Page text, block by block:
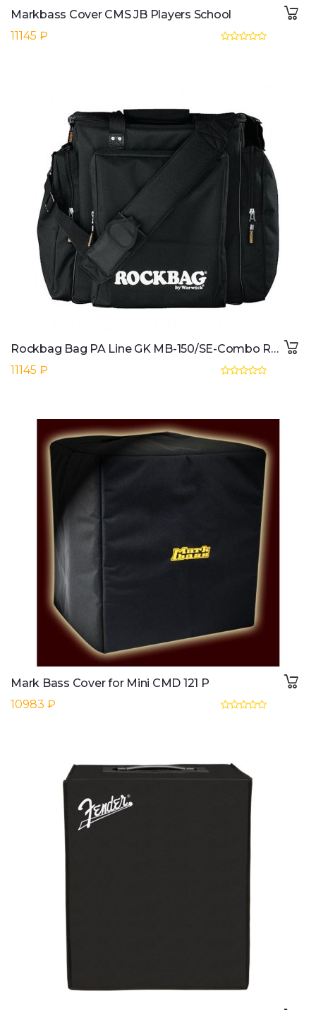
Markbass Cover CMS JB Players School
11145 ₽
Rockbag Bag PA Line GK MB-150/SE-Combo RB 23002 B
11145 ₽
Mark Bass Cover for Mini CMD 121 P
10983 ₽